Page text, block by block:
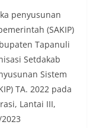
RI.
salah satu
dalam
bangsa
seluruh
dan memasang
rumah masing-
bentuk
penyusunan
(SAKIP)
Tapanuli
Setdakab
Sistem
TA. 2022 pada
Lantai III,